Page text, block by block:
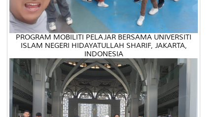
PROGRAM MOBILITI PELAJAR BERSAMA UNIVERSITI
ISLAM NEGERI HIDAYATULLAH SHARIF, JAKARTA,
INDONESIA